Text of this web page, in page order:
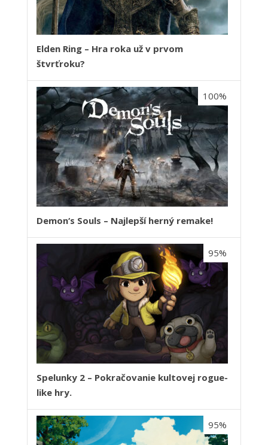
Elden Ring – Hra roka už v prvom
štvrťroku?
Demon‘s Souls – Najlepší herný remake!
100%
Spelunky 2 – Pokračovanie kultovej rogue-
like hry.
95%
95%